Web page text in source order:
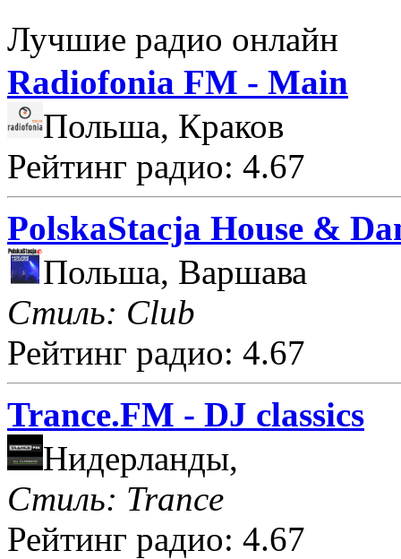
Лучшие радио онлайн
Radiofonia FM - Main
Польша, Краков
Рейтинг радио: 4.67
PolskaStacja House &
Польша, Варшава
Стиль: Club
Рейтинг радио: 4.67
Trance.FM - DJ classics
Нидерланды,
Стиль: Trance
Рейтинг радио: 4.67